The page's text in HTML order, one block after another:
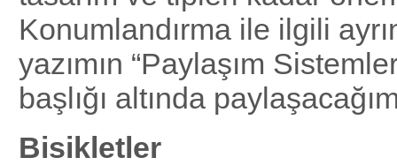
Konumlandırma ile ilgili
yazımın “Paylaşım
başlığı altında
Bisikletler